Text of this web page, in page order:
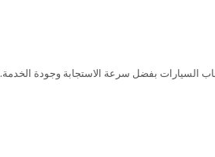
السيارات بفضل سرعة الاستجابة وجودة الخدمة.